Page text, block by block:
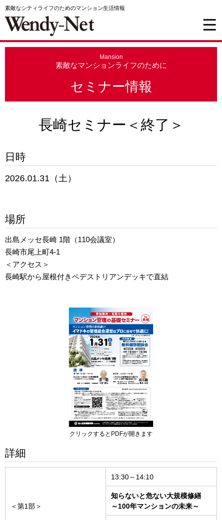
素敵なシティライフのためのマンション生活情報
Mansion
素敵なマンションライフのために
セミナー情報
長崎セミナー＜終了＞
日時
2026.01.31（土）
場所
出島メッセ長崎 1階（110会議室）
長崎市尾上町4-1
＜アクセス＞
長崎駅から屋根付きペデストリアンデッキで直結
クリックするとPDFが開きます
詳細
＜第1部＞
13:30～14:10
知らないと危ない大規模修繕
～100年マンションの未来～